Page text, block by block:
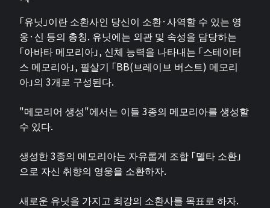
「유닛」이란 소환사인 당신이 소환·사역할 수 있는 영
웅·신 등의 총칭. 유닛에는 외관 및 속성을 담당하는
「아바타 메모리아」, 신체 능력을 나타내는 「스테이터
스 메모리아」, 필살기 「BB(브레이브 버스트) 메모리
아」의 3개로 구성된다.
"메모리어 생성"에서는 이들 3종의 메모리아를 생성할
수 있다.
생성한 3종의 메모리아는 자유롭게 조합 「델타 소환」
으로 자신 취향의 영웅을 소환하자.
새로운 유닛을 가지고 최강의 소환사를 목표로 하자.